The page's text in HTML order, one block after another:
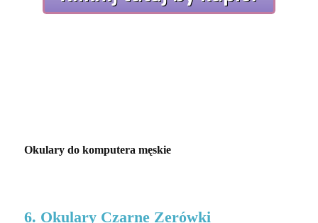
Okulary do komputera męskie
6. Okulary Czarne Zerówki